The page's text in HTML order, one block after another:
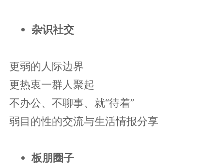
杂识社交
更弱的人际边界
更热衷一群人聚起
不办公、不聊事、就“待着”
弱目的性的交流与生活情报分享
板朋圈子